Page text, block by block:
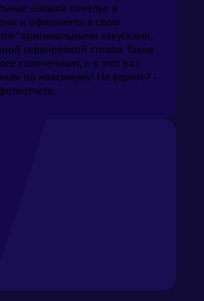
навыки сомелье и
и официанты в свою
оригинальными закусками,
сервировкой столов. Такие
сплоченным, и в этот раз
по максимуму! Не верите? -